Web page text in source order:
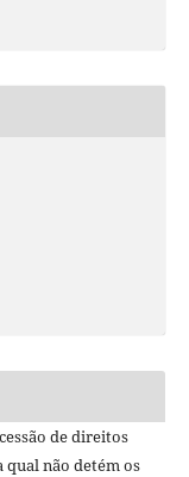
de direitos
qual não detém os